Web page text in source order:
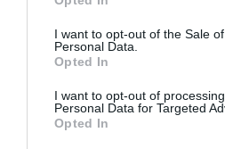
use your data for below specified
consent section.
I want to opt-out of the Sale
Personal Data.
Opted In
I want to opt-out of
Personal Data for Targeted
Opted In